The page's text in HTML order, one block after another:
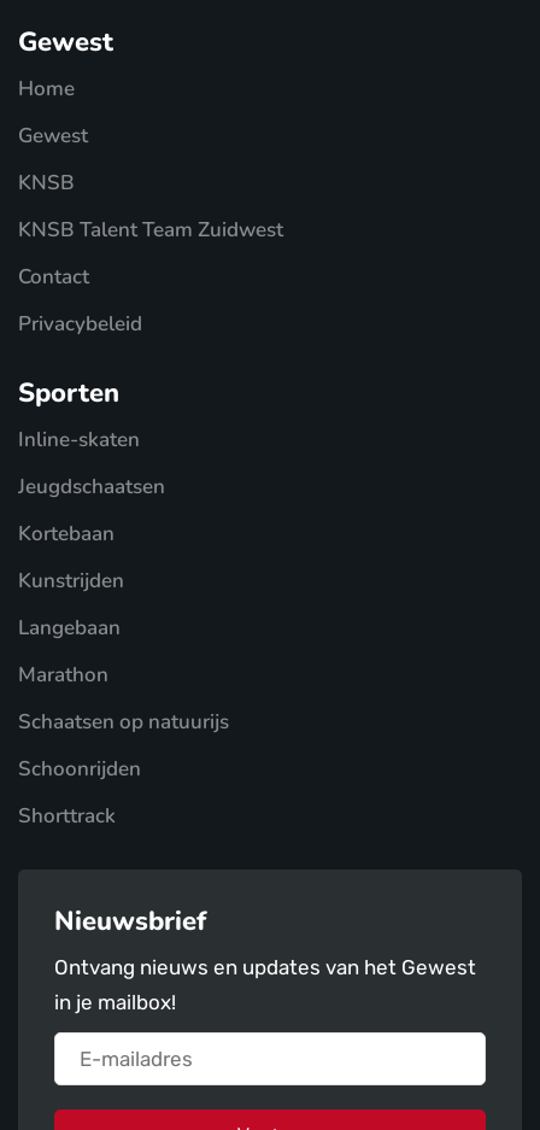
Gewest
Home
Gewest
KNSB
KNSB Talent Team Zuidwest
Contact
Privacybeleid
Sporten
Inline-skaten
Jeugdschaatsen
Kortebaan
Kunstrijden
Langebaan
Marathon
Schaatsen op natuurijs
Schoonrijden
Shorttrack
Nieuwsbrief
Ontvang nieuws en updates van het Gewest
in je mailbox!